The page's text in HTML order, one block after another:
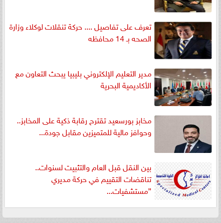
تعرف على تفاصيل .... حركة تنقلات لوكلاء وزارة
الصحه بـ 14 محافظه
مدير التعليم الإلكتروني بليبيا يبحث التعاون مع
الأكاديمية البحرية
مخابز بورسعيد تقترح رقابة ذكية على المخابز..
وحوافز مالية للمتميزين مقابل جودة...
بين النقل قبل العام والتثبيت لسنوات..
تناقضات التقييم في حركة مديري
”مستشفيات...